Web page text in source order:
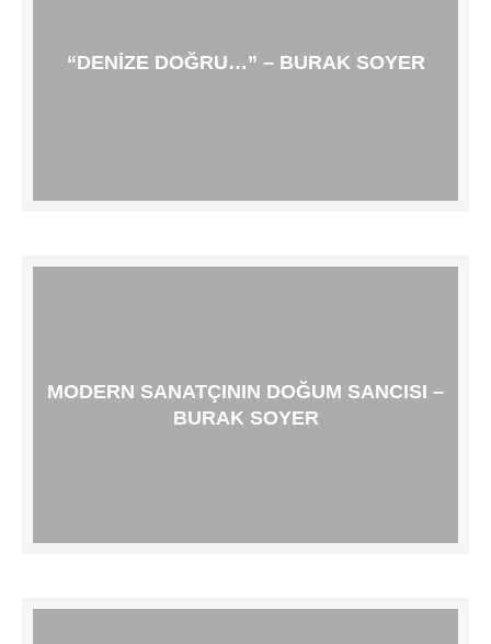
“DENIZE DOĞRU…” – BURAK SOYER
MODERN SANATÇININ DOĞUM SANCISI –
BURAK SOYER